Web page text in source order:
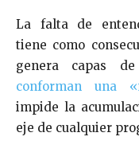
La falta de
tiene como
genera capas
conforman una
impide la
eje de cualquier